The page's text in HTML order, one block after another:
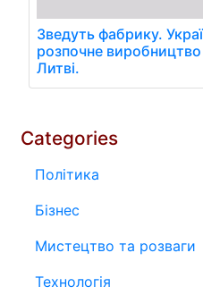
Зведуть фабрику.
розпочне
Литві.
Categories
Політика
Бізнес
Мистецтво та розваги
Технологія